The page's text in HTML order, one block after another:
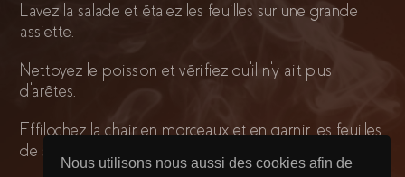
Nous utilisons nous aussi des cookies afin de
Lavez la salade et étalez les feuilles sur une grande
assiette.
Nettoyez le poisson et vérifiez qu'il n'y ait plus
d'arêtes.
Effilochez la chair en morceaux et en garnir les feuilles
de salade.